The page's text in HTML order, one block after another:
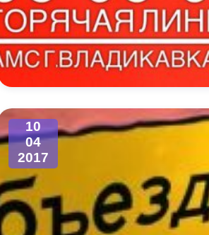
Владикавказ
Распоряжения, постановления
ОРВ и экспертиза НПА
Оценка деятельности органов
Открытые данные
10
04
2017